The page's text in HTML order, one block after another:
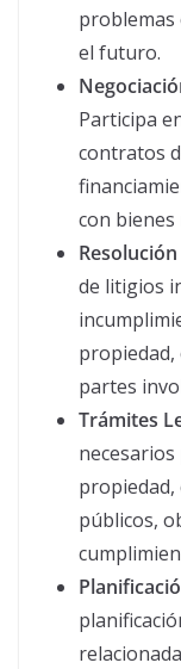
problemas
el futuro.
Participa
contratos
con bienes
de litigios
partes
Trámites
públicos,